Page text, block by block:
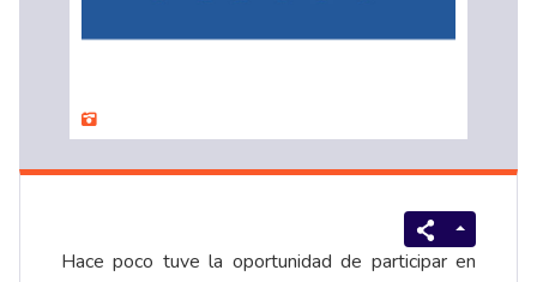
Hace poco tuve la oportunidad de participar en